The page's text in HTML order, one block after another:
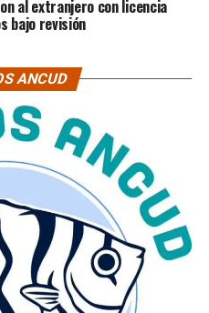
al extranjero con licencia
bajo revisión
ANCUD